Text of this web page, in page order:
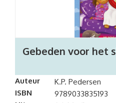
Gebeden voor het
Auteur
K.P. Pedersen
ISBN
9789033835193